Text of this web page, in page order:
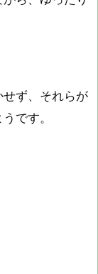
ず、それらが
です。